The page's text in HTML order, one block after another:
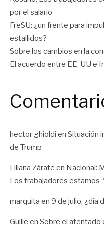
por el salario
FreSU: ¿un frente para
estallidos?
Sobre los cambios en la
El acuerdo entre EE-UU e
hector ghioldi en Situación
de Trump
Liliana Zárate en Nacional:
Los trabajadores estamos
marquita en 9 de julio, ¿día
Guille en Sobre el atentado